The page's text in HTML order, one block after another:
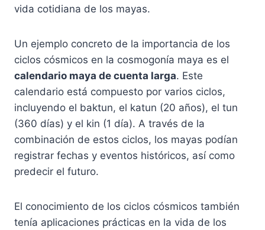
vida cotidiana de los mayas.
Un ejemplo concreto de la importancia de los
ciclos cósmicos en la cosmogonía maya es el
calendario maya de cuenta larga. Este
calendario está compuesto por varios ciclos,
incluyendo el baktun, el katun (20 años), el tun
(360 días) y el kin (1 día). A través de la
combinación de estos ciclos, los mayas podían
registrar fechas y eventos históricos, así como
predecir el futuro.
El conocimiento de los ciclos cósmicos también
tenía aplicaciones prácticas en la vida de los